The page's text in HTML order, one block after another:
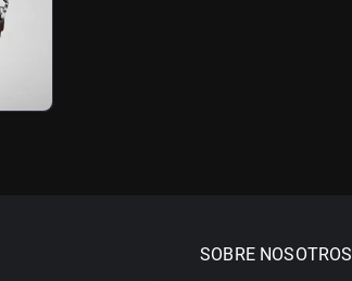
SOBRE NOSOTROS